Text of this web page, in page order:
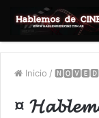
Inicio /
¤